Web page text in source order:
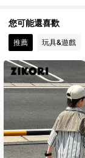
4.95
4.95
您可能還喜歡
推薦 玩具&遊戲